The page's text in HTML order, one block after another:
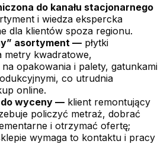
do kanału stacjonarnego
i wiedza ekspercka
dla klientów spoza regionu.
asortyment — płytki
metry kwadratowe,
opakowania i palety, gatunkami
co utrudnia
online.
do wyceny — klient remontujący
policzyć metraż, dobrać
i otrzymać ofertę;
wymaga to kontaktu i pracy